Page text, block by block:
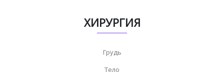
ХИРУРГИЯ
Грудь
Тело